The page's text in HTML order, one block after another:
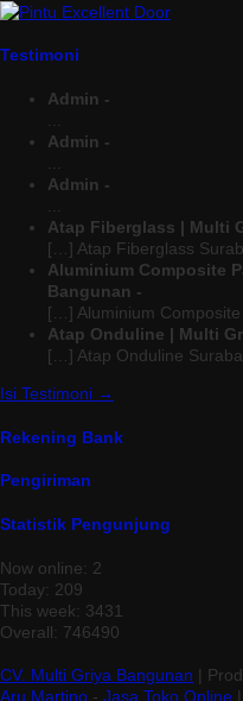
Testimoni
Admin -
Admin -
Admin -
Atap Fiberglass | Multi
[…] Atap Fiberglass
Aluminium Composite
Bangunan -
[…] Aluminium
Atap Onduline | Multi
[…] Atap Onduline
Isi Testimoni →
Rekening Bank
Pengiriman
Statistik Pengunjung
Now online: 2
Today: 209
This week: 3431
Overall: 746490
CV. Multi Griya Bangunan |
Aru Martino - Jasa Toko Online